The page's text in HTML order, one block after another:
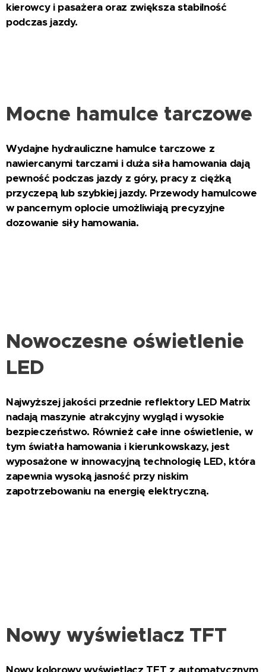
kierowcy i pasażera oraz zwiększa stabilność
podczas jazdy.
Mocne hamulce tarczowe
Wydajne hydrauliczne hamulce tarczowe z
nawiercanymi tarczami i duża siła hamowania dają
pewność podczas jazdy z góry, pracy z ciężką
przyczepą lub szybkiej jazdy. Przewody hamulcowe
w pancernym oplocie umożliwiają precyzyjne
dozowanie siły hamowania.
Nowoczesne oświetlenie
LED
Najwyższej jakości przednie reflektory LED Matrix
nadają maszynie atrakcyjny wygląd i wysokie
bezpieczeństwo. Również całe inne oświetlenie, w
tym światła hamowania i kierunkowskazy, jest
wyposażone w innowacyjną technologię LED, która
zapewnia wysoką jasność przy niskim
zapotrzebowaniu na energię elektryczną.
Nowy wyświetlacz TFT